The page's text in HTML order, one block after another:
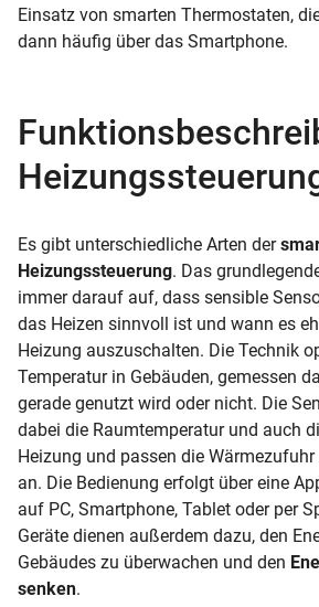
Einsatz von smarten Thermostaten,
dann häufig über das Smartphone.
Es gibt unterschiedliche Arten der
Heizungssteuerung. Das
immer darauf auf, dass sensible
das Heizen sinnvoll ist und wann es
Heizung auszuschalten. Die Technik
Temperatur in Gebäuden, gemessen
gerade genutzt wird oder nicht. Die
dabei die Raumtemperatur und auch
Heizung und passen die
an. Die Bedienung erfolgt über eine
auf PC, Smartphone, Tablet oder per
Geräte dienen außerdem dazu, den
Gebäudes zu überwachen und den
senken.